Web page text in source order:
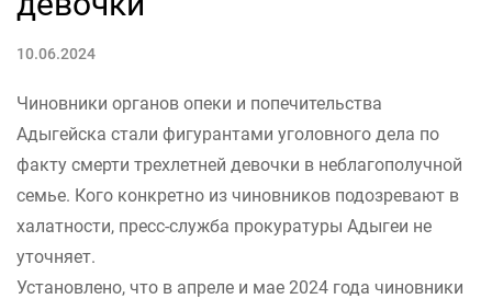
10.06.2024
Чиновники органов опеки и попечительства
Адыгейска стали фигурантами уголовного дела по
факту смерти трехлетней девочки в неблагополучной
семье. Кого конкретно из чиновников подозревают в
халатности, пресс-служба прокуратуры Адыгеи не
уточняет.
Установлено, что в апреле и мае 2024 года чиновники